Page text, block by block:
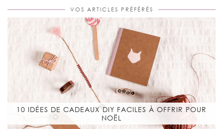
VOS ARTICLES PRÉFÉRÉS
10 IDÉES DE CADEAUX DIY FACILES À OFFRIR POUR
NOËL